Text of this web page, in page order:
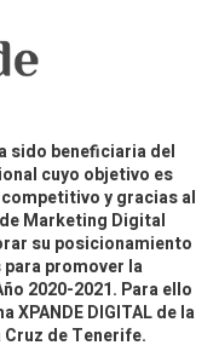
sido beneficiaria del
cuyo objetivo es
y gracias al
Marketing Digital
su posicionamiento
promover la
2020-2021. Para ello
DIGITAL de la
de Tenerife.